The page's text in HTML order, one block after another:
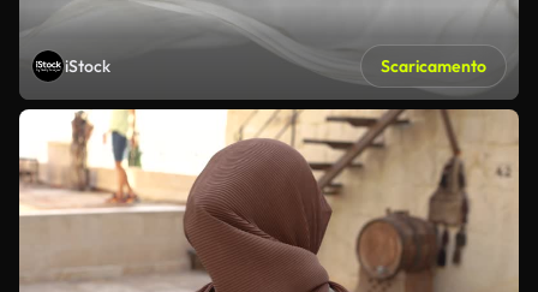
iStock Scaricamento